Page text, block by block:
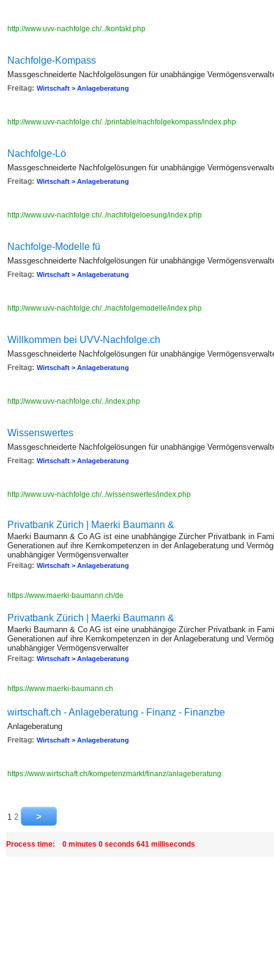
http://www.uvv-nachfolge.ch/../kontakt.php
Nachfolge-Kompass
Massgeschneiderte Nachfolgelösungen für unabhängige
Freitag: Wirtschaft > Anlageberatung
http://www.uvv-nachfolge.ch/../printable/nachfolgekompass/index.php
Nachfolge-Lö
Massgeschneiderte Nachfolgelösungen für unabhängige
Freitag: Wirtschaft > Anlageberatung
http://www.uvv-nachfolge.ch/../nachfolgeloesung/index.php
Nachfolge-Modelle fü
Massgeschneiderte Nachfolgelösungen für unabhängige
Freitag: Wirtschaft > Anlageberatung
http://www.uvv-nachfolge.ch/../nachfolgemodelle/index.php
Willkommen bei UVV-Nachfolge.ch
Massgeschneiderte Nachfolgelösungen für unabhängige
Freitag: Wirtschaft > Anlageberatung
http://www.uvv-nachfolge.ch/../index.php
Wissenswertes
Massgeschneiderte Nachfolgelösungen für unabhängige
Freitag: Wirtschaft > Anlageberatung
http://www.uvv-nachfolge.ch/../wissenswertes/index.php
Privatbank Zürich | Maerki Baumann &
Maerki Baumann & Co AG ist eine unabhängige Zürcher Privatbank in
Generationen auf ihre Kernkompetenzen in der Anlageberatung und
unabhängiger Vermögensverwalter
Freitag: Wirtschaft > Anlageberatung
https://www.maerki-baumann.ch/de
Privatbank Zürich | Maerki Baumann &
Maerki Baumann & Co AG ist eine unabhängige Zürcher Privatbank in
Generationen auf ihre Kernkompetenzen in der Anlageberatung und
unabhängiger Vermögensverwalter
Freitag: Wirtschaft > Anlageberatung
https://www.maerki-baumann.ch
wirtschaft.ch - Anlageberatung - Finanz - Finanzbe
Anlageberatung
Freitag: Wirtschaft > Anlageberatung
https://www.wirtschaft.ch/kompetenzmarkt/finanz/anlageberatung
1 2
Process time: 0 minutes 0 seconds 641 milliseconds